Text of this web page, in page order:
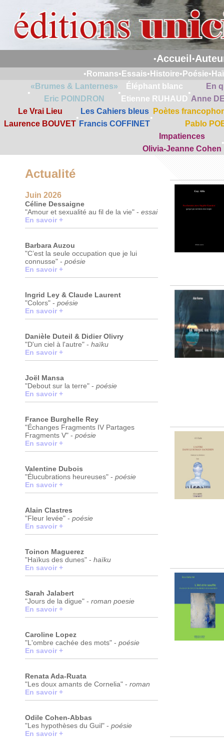
•Accueil •
• Romans• Essais• Histoire• Poésie•
•
«Brumes & Lanternes»
Eric POINDRON
•
Éléphant blanc
Etienne RUHAUD
•
En
Anne
Le Vrai Lieu
Laurence BOUVET
•
Les Cahiers bleus
Francis COFFINET
•
Poètes
Pablo
Impatiences
Olivia-Jeanne Cohen
•
Actualité
Juin 2026
Céline Dessaigne
"Amour et sexualité au fil de la vie" - essai
En savoir +
Barbara Auzou
"C’est la seule occupation que je lui
connusse" - poésie
En savoir +
Ingrid Ley & Claude Laurent
"Colors" - poésie
En savoir +
Danièle Duteil & Didier Olivry
"D'un ciel à l'autre" - haïku
En savoir +
Joël Mansa
"Debout sur la terre" - poésie
En savoir +
France Burghelle Rey
"Échanges Fragments IV Partages
Fragments V" - poésie
En savoir +
Valentine Dubois
"Élucubrations heureuses" - poésie
En savoir +
Alain Clastres
"Fleur levée" - poésie
En savoir +
Toinon Maguerez
"Haïkus des dunes" - haïku
En savoir +
Sarah Jalabert
"Jours de la digue" - roman poesie
En savoir +
Caroline Lopez
"L'ombre cachée des mots" - poésie
En savoir +
Renata Ada-Ruata
"Les doux amants de Cornelia" - roman
En savoir +
Odile Cohen-Abbas
"Les hypothèses du Guil" - poésie
En savoir +